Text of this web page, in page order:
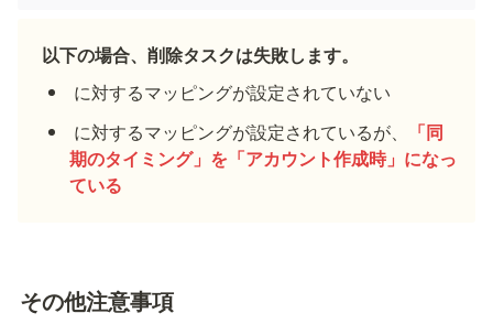
以下の場合、削除タスクは失敗します。
に対するマッピングが設定されていない
に対するマッピングが設定されているが、
「同
期のタイミング」を「アカウント作成時」になっ
ている
その他注意事項